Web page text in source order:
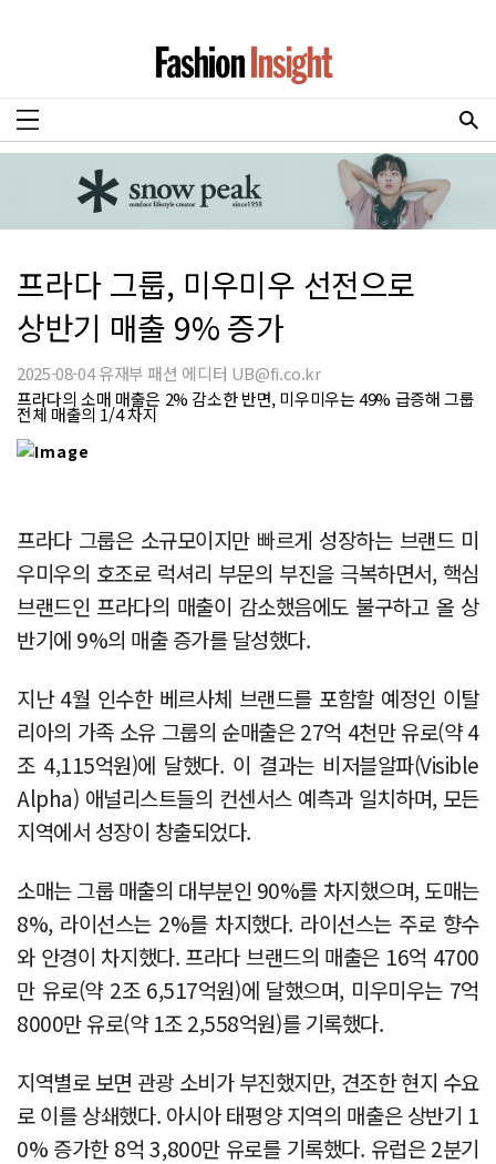
프라다 그룹, 미우미우 선전으로
상반기 매출 9% 증가
2025-08-04 유재부 패션 에디터 UB@fi.co.kr
프라다의 소매 매출은 2% 감소한 반면, 미우미우는 49% 급증해 그룹
전체 매출의 1/4 차지
프라다 그룹은 소규모이지만 빠르게 성장하는 브랜드 미
우미우의 호조로 럭셔리 부문의 부진을 극복하면서, 핵심
브랜드인 프라다의 매출이 감소했음에도 불구하고 올 상
반기에 9%의 매출 증가를 달성했다.
지난 4월 인수한 베르사체 브랜드를 포함할 예정인 이탈
리아의 가족 소유 그룹의 순매출은 27억 4천만 유로(약 4
조 4,115억원)에 달했다. 이 결과는 비저블알파(Visible
Alpha) 애널리스트들의 컨센서스 예측과 일치하며, 모든
지역에서 성장이 창출되었다.
소매는 그룹 매출의 대부분인 90%를 차지했으며, 도매는
8%, 라이선스는 2%를 차지했다. 라이선스는 주로 향수
와 안경이 차지했다. 프라다 브랜드의 매출은 16억 4700
만 유로(약 2조 6,517억원)에 달했으며, 미우미우는 7억
8000만 유로(약 1조 2,558억원)를 기록했다.
지역별로 보면 관광 소비가 부진했지만, 견조한 현지 수요
로 이를 상쇄했다. 아시아 태평양 지역의 매출은 상반기 1
0% 증가한 8억 3,800만 유로를 기록했다. 유럽은 2분기